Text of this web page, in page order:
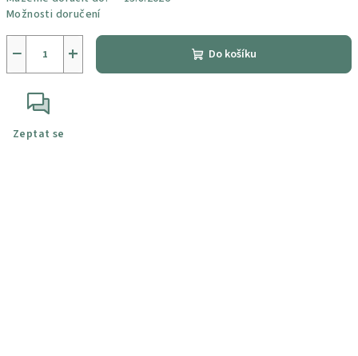
Možnosti doručení
+
− Do košíku
Zeptat se